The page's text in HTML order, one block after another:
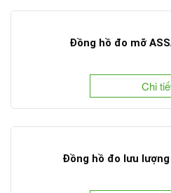
Đồng hồ đo mỡ
Chi
Đồng hồ đo lưu